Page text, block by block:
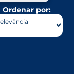
Ordenar por: